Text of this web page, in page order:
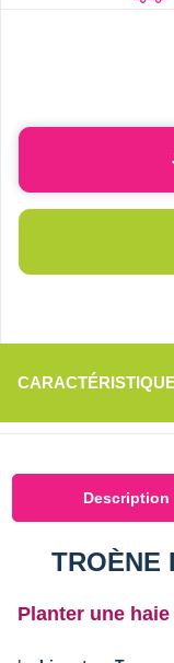
Description
TROÈNE
Planter une